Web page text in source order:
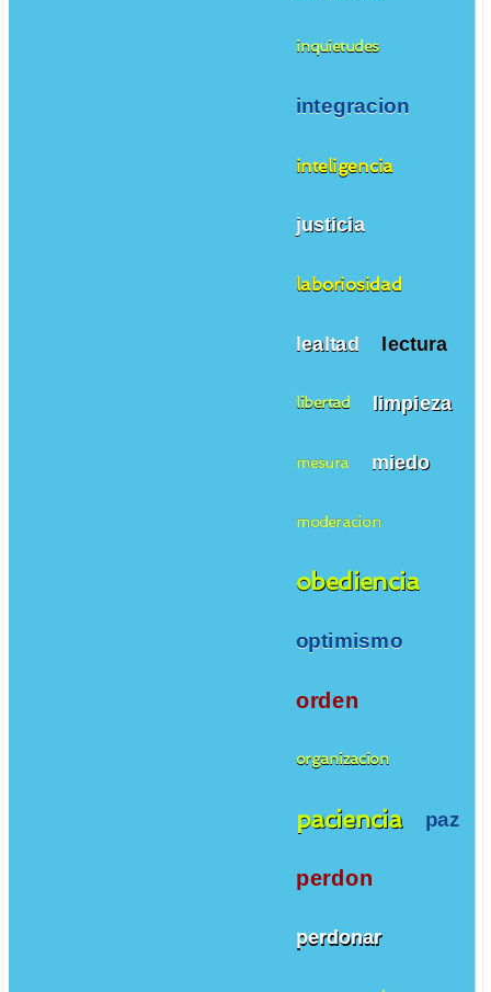
inquietudes
integracion
inteligencia
justicia
laboriosidad
lealtad lectura
libertad limpieza
mesura miedo
moderacion
obediencia
optimismo
orden
organizacion
paciencia paz
perdon
perdonar